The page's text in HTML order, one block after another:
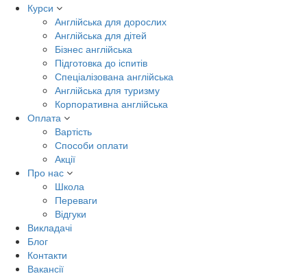
Курси
Англійська для дорослих
Англійська для дітей
Бізнес англійська
Підготовка до іспитів
Спеціалізована англійська
Англійська для туризму
Корпоративна англійська
Оплата
Вартість
Способи оплати
Акції
Про нас
Школа
Переваги
Відгуки
Викладачі
Блог
Контакти
Вакансії